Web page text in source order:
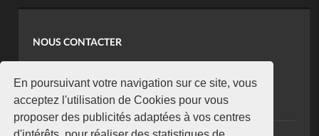
En poursuivant votre navigation sur ce site, vous
acceptez l'utilisation de Cookies pour vous
proposer des publicités adaptées à vos centres
NOUS CONTACTER
koaci@yahoo.fr
+225 07 08 85 52 93